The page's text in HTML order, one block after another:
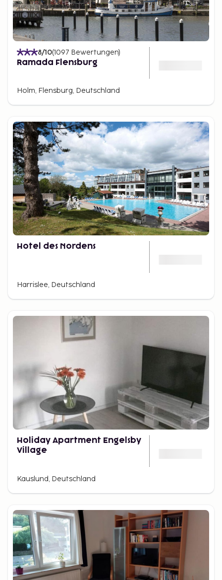
8/10(1097 Bewertungen)
Ramada Flensburg
Holm, Flensburg, Deutschland
Hotel des Nordens
Harrislee, Deutschland
Holiday Apartment Engelsby
Village
Kauslund, Deutschland